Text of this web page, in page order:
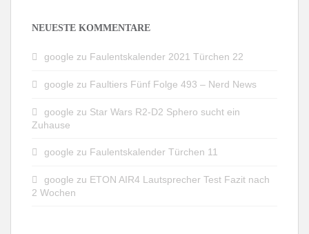
NEUESTE KOMMENTARE
google zu Faulentskalender 2021 Türchen 22
google zu Faultiers Fünf Folge 493 – Nerd News
google zu Star Wars R2-D2 Sphero sucht ein
Zuhause
google zu Faulentskalender Türchen 11
google zu ETON AIR4 Lautsprecher Test Fazit nach
2 Wochen